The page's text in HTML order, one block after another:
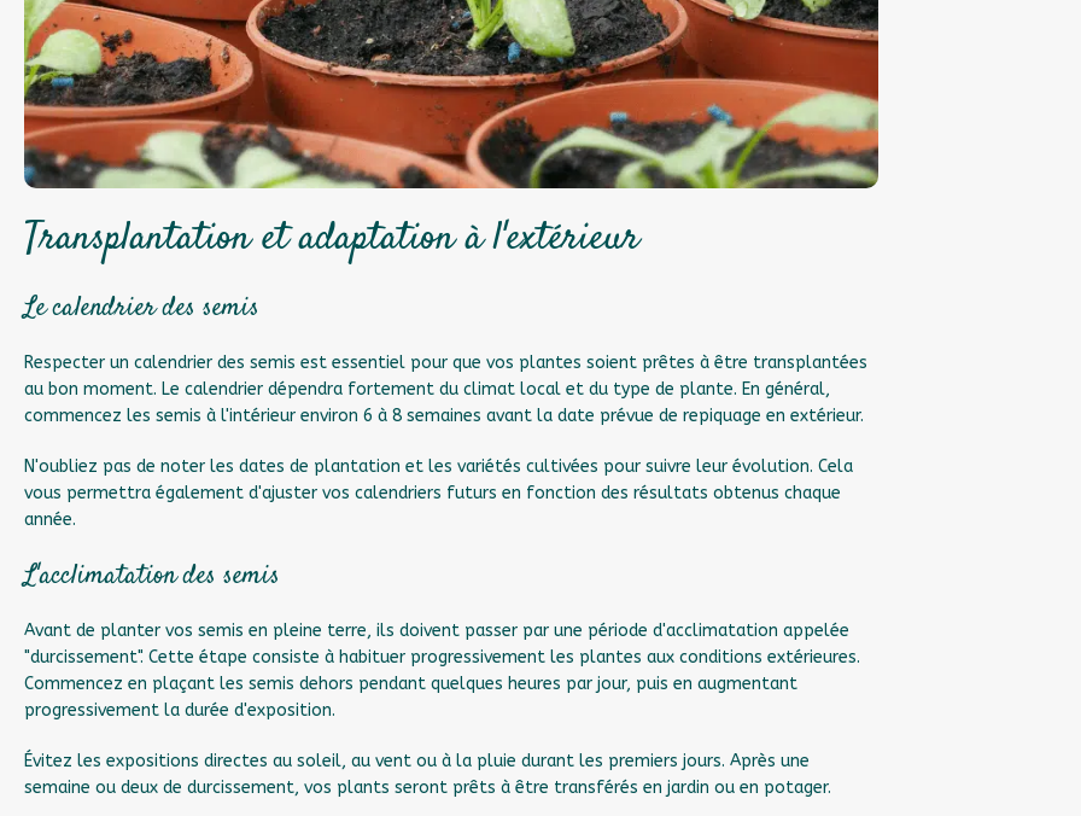
Transplantation et adaptation à l'extérieur
Le calendrier des semis
Respecter un calendrier des semis est essentiel pour que vos plantes soient prêtes à être transplantées
au bon moment. Le calendrier dépendra fortement du climat local et du type de plante. En général,
commencez les semis à l'intérieur environ 6 à 8 semaines avant la date prévue de repiquage en extérieur.
N'oubliez pas de noter les dates de plantation et les variétés cultivées pour suivre leur évolution. Cela
vous permettra également d'ajuster vos calendriers futurs en fonction des résultats obtenus chaque
année.
L'acclimatation des semis
Avant de planter vos semis en pleine terre, ils doivent passer par une période d'acclimatation appelée
"durcissement". Cette étape consiste à habituer progressivement les plantes aux conditions extérieures.
Commencez en plaçant les semis dehors pendant quelques heures par jour, puis en augmentant
progressivement la durée d'exposition.
Évitez les expositions directes au soleil, au vent ou à la pluie durant les premiers jours. Après une
semaine ou deux de durcissement, vos plants seront prêts à être transférés en jardin ou en potager.